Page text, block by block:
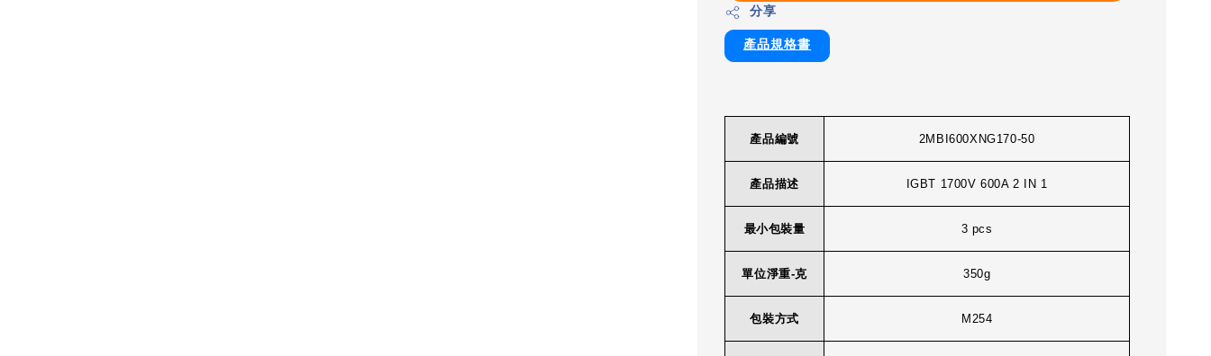
分享
產品規格書
產品編號 2MBI600XNG170-50
產品描述 IGBT 1700V 600A 2 IN 1
最小包裝量 3 pcs
單位淨重-克 350g
包裝方式 M254